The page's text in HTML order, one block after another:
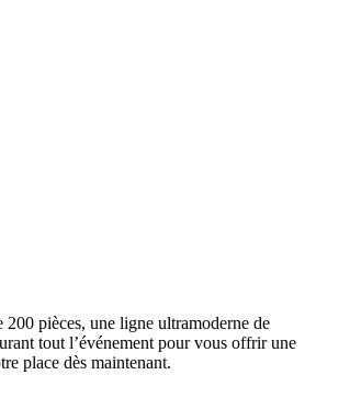
pièces, une ligne ultramoderne de
tout l’événement pour vous offrir une
place dès maintenant.